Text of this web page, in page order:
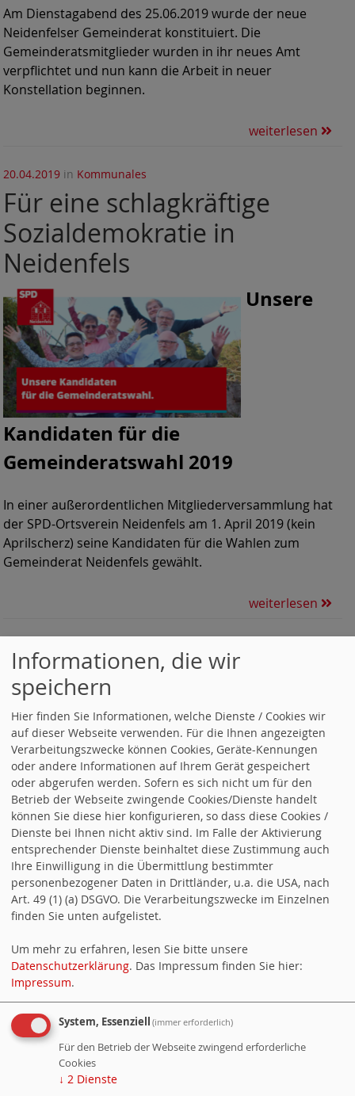
Am Dienstagabend des 25.06.2019 wurde der neue
Neidenfelser Gemeinderat konstituiert. Die
Gemeinderatsmitglieder wurden in ihr neues Amt
verpflichtet und nun kann die Arbeit in neuer
Konstellation beginnen.
weiterlesen
20.04.2019 in Kommunales
Für eine schlagkräftige
Sozialdemokratie in
Neidenfels
Unsere
Kandidaten für die
Gemeinderatswahl 2019
In einer außerordentlichen Mitgliederversammlung hat
der SPD-Ortsverein Neidenfels am 1. April 2019 (kein
Aprilscherz) seine Kandidaten für die Wahlen zum
Gemeinderat Neidenfels gewählt.
weiterlesen
Alle Artikel nach Themen sortiert
RSS-Nachrichtenticker, Adresse und Infos
AKTUELLE ARTIKEL
13.05.2024 Unser Team für die Gemeinderatswahlen 2024
26.06.2019 Gemeinderat konstituiert & Ehemaliges
Gemeinderatsmitglieder verabschiedet
20.04.2019 Für eine schlagkräftige Sozialdemokratie in
Neidenfels
FACEBOOK
Besuchen Sie uns auf Facebook @spdneidenfels
Counter
Besucher:226148
46
Informationen, die wir
speichern
Hier finden Sie Informationen, welche Dienste / Cookies wir
auf dieser Webseite verwenden. Für die Ihnen angezeigten
Verarbeitungszwecke können Cookies, Geräte-Kennungen
oder andere Informationen auf Ihrem Gerät gespeichert
oder abgerufen werden. Sofern es sich nicht um für den
Betrieb der Webseite zwingende Cookies/Dienste handelt
können Sie diese hier konfigurieren, so dass diese Cookies /
Dienste bei Ihnen nicht aktiv sind. Im Falle der Aktivierung
entsprechender Dienste beinhaltet diese Zustimmung auch
Ihre Einwilligung in die Übermittlung bestimmter
personenbezogener Daten in Drittländer, u.a. die USA, nach
Art. 49 (1) (a) DSGVO. Die Verarbeitungszwecke im Einzelnen
finden Sie unten aufgelistet.
Um mehr zu erfahren, lesen Sie bitte unsere
Datenschutzerklärung. Das Impressum finden Sie hier:
Impressum.
System, Essenziell (immer erforderlich)
Für den Betrieb der Webseite zwingend erforderliche
Cookies
↓ 2 Dienste